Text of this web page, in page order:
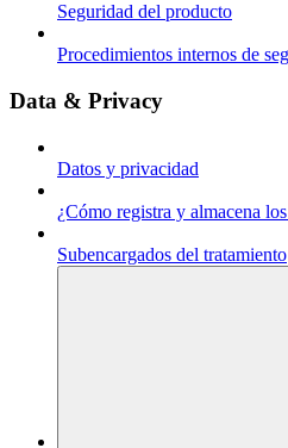
Seguridad del producto
Procedimientos internos de
Data & Privacy
Datos y privacidad
¿Cómo registra y almacena
Subencargados del tratamiento